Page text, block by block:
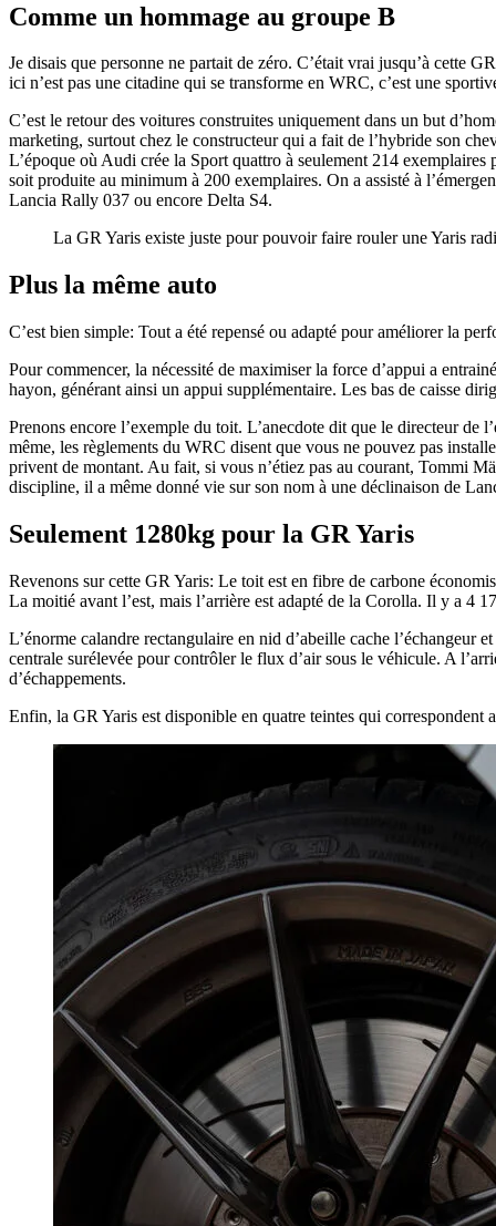
Comme un hommage au groupe B
Je disais que personne ne partait de zéro. C’était vrai jusqu’à cette
ici n’est pas une citadine qui se transforme en WRC, c’est une
C’est le retour des voitures construites uniquement dans un but
marketing, surtout chez le constructeur qui a fait de l’hybride son
L’époque où Audi crée la Sport quattro à seulement 214
soit produite au minimum à 200 exemplaires. On a assisté à
Lancia Rally 037 ou encore Delta S4.
La GR Yaris existe juste pour pouvoir faire rouler une Yaris
Plus la même auto
C’est bien simple: Tout a été repensé ou adapté pour améliorer la
Pour commencer, la nécessité de maximiser la force d’appui a
hayon, générant ainsi un appui supplémentaire. Les bas de caisse
Prenons encore l’exemple du toit. L’anecdote dit que le directeur
même, les règlements du WRC disent que vous ne pouvez pas
privent de montant. Au fait, si vous n’étiez pas au courant, Tommi
discipline, il a même donné vie sur son nom à une déclinaison de
Seulement 1280kg pour la GR Yaris
Revenons sur cette GR Yaris: Le toit est en fibre de carbone
La moitié avant l’est, mais l’arrière est adapté de la Corolla. Il y a 4
L’énorme calandre rectangulaire en nid d’abeille cache l’échangeur
centrale surélevée pour contrôler le flux d’air sous le véhicule. A
d’échappements.
Enfin, la GR Yaris est disponible en quatre teintes qui